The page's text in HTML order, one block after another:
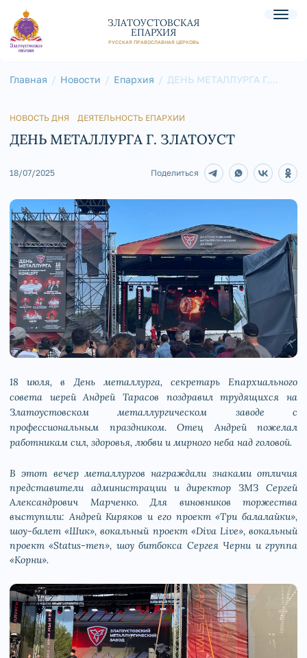
ЗЛАТОУСТОВСКАЯ
ЕПАРХИЯ
РУССКАЯ ПРАВОСЛАВНАЯ ЦЕРКОВЬ
Главная Новости Епархия
ДЕНЬ МЕТАЛЛУРГА Г.
НОВОСТЬ ДНЯ ДЕЯТЕЛЬНОСТЬ ЕПАРХИИ
ДЕНЬ МЕТАЛЛУРГА Г. ЗЛАТОУСТ
18/07/2025 Поделиться
18 июля, в День металлурга, секретарь Епархиального
совета иерей Андрей Тарасов поздравил трудящихся на
Златоустовском металлургическом заводе с
профессиональным праздником. Отец Андрей пожелал
работникам сил, здоровья, любви и мирного неба над головой.
В этот вечер металлургов награждали знаками отличия
представители администрации и директор ЗМЗ Сергей
Александрович Марченко. Для виновников торжества
выступили: Андрей Киряков и его проект «Три балалайки»,
шоу-балет «Шик», вокальный проект «Diva Live», вокальный
проект «Status-men», шоу битбокса Сергея Черни и группа
«Корни».